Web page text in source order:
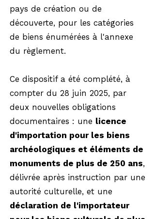
pays de création ou de
découverte, pour les catégories
de biens énumérées à l'annexe
du règlement.
Ce dispositif a été complété, à
compter du 28 juin 2025, par
deux nouvelles obligations
documentaires : une licence
d'importation pour les biens
archéologiques et éléments de
monuments de plus de 250 ans,
délivrée après instruction par une
autorité culturelle, et une
déclaration de l'importateur